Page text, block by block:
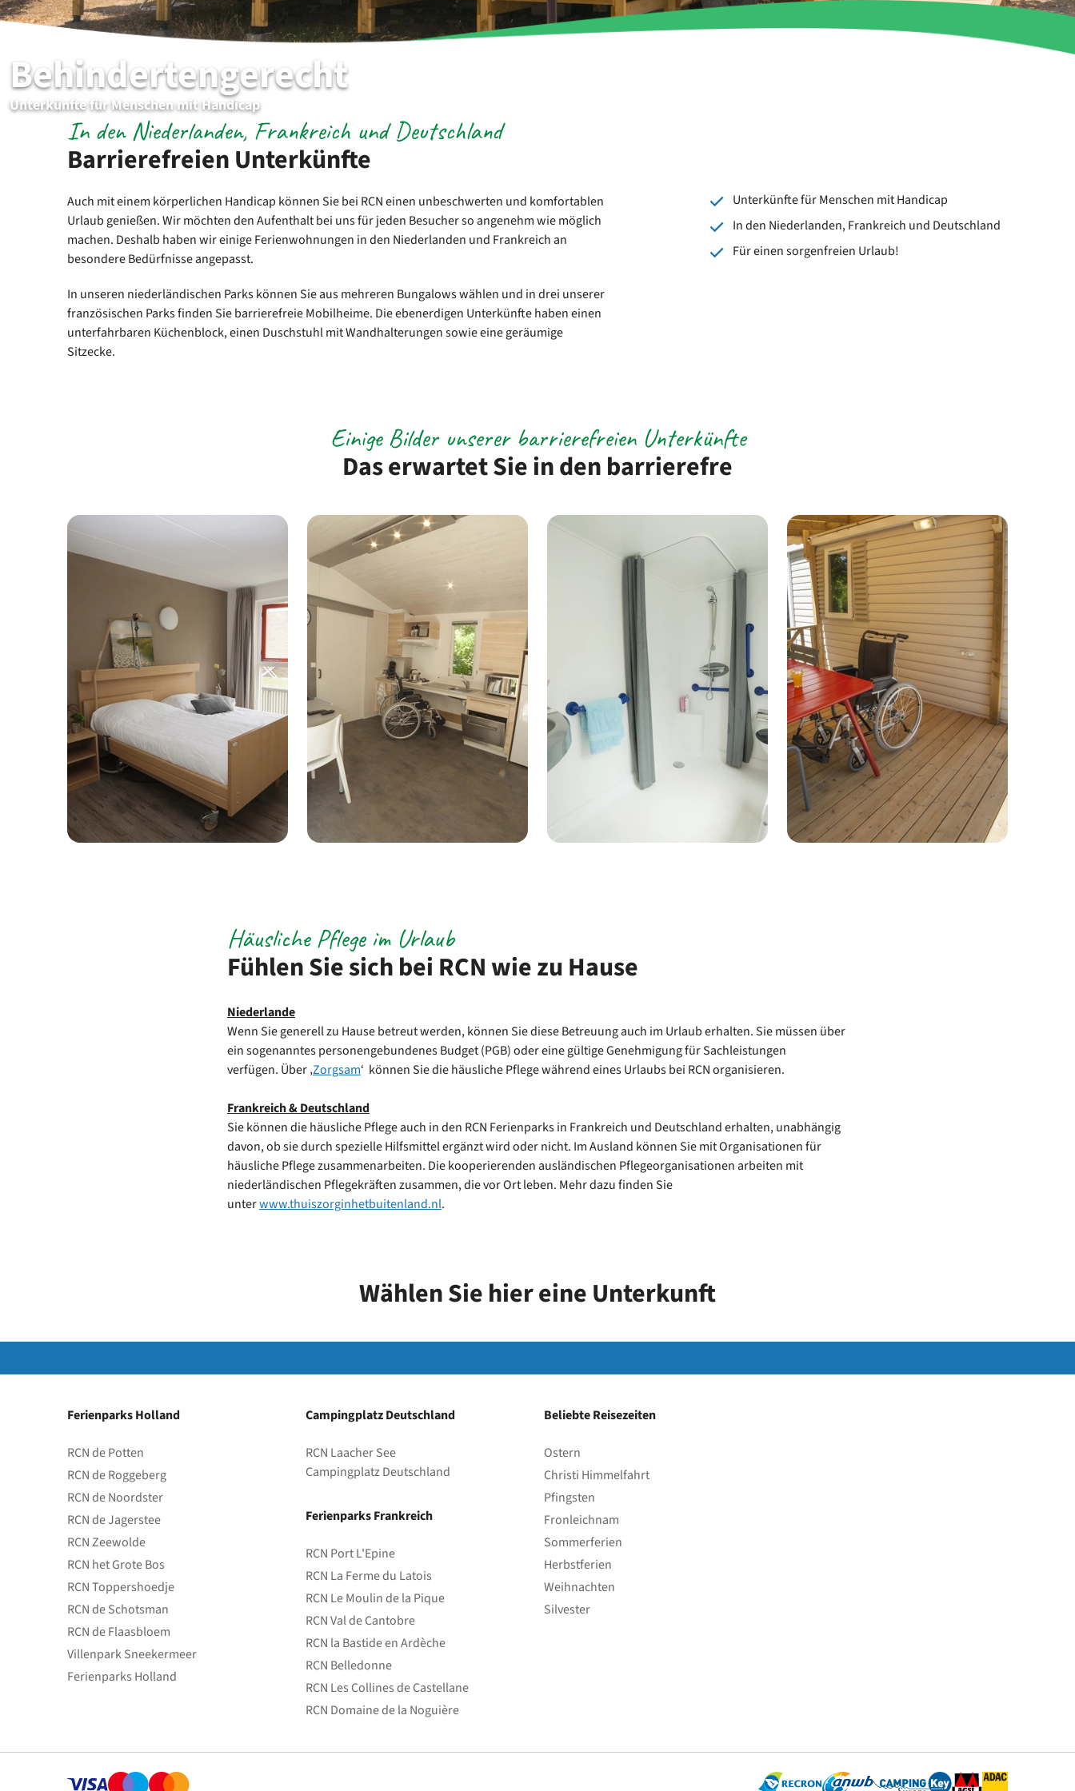
Behindertengerecht
Unterkünfte für Menschen mit Handicap
Barrierefreien Unterkünfte
In den Niederlanden, Frankreich und Deutschland
Auch mit einem körperlichen Handicap können Sie bei RCN einen unbeschwerten und komfortablen
Urlaub genießen. Wir möchten den Aufenthalt bei uns für jeden Besucher so angenehm wie möglich
machen. Deshalb haben wir einige Ferienwohnungen in den Niederlanden und Frankreich an
besondere Bedürfnisse angepasst.
In unseren niederländischen Parks können Sie aus mehreren Bungalows wählen und in drei unserer
französischen Parks finden Sie barrierefreie Mobilheime. Die ebenerdigen Unterkünfte haben einen
unterfahrbaren Küchenblock, einen Duschstuhl mit Wandhalterungen sowie eine geräumige
Sitzecke.
Unterkünfte für Menschen mit Handicap
In den Niederlanden, Frankreich und Deutschland
Für einen sorgenfreien Urlaub!
Das erwartet Sie in den barrierefre
Einige Bilder unserer barrierefreien Unterkünfte
Fühlen Sie sich bei RCN wie zu Hause
Häusliche Pflege im Urlaub
Niederlande
Wenn Sie generell zu Hause betreut werden, können Sie diese Betreuung auch im Urlaub erhalten. Sie müssen über
ein sogenanntes personengebundenes Budget (PGB) oder eine gültige Genehmigung für Sachleistungen
verfügen. Über ‚Zorgsam‘ können Sie die häusliche Pflege während eines Urlaubs bei RCN organisieren.
Frankreich & Deutschland
Sie können die häusliche Pflege auch in den RCN Ferienparks in Frankreich und Deutschland erhalten, unabhängig
davon, ob sie durch spezielle Hilfsmittel ergänzt wird oder nicht. Im Ausland können Sie mit Organisationen für
häusliche Pflege zusammenarbeiten. Die kooperierenden ausländischen Pflegeorganisationen arbeiten mit
niederländischen Pflegekräften zusammen, die vor Ort leben. Mehr dazu finden Sie
unterwww.thuiszorginhetbuitenland.nl.
Wählen Sie hier eine Unterkunft
Ferienparks Holland
RCN de Potten
RCN de Roggeberg
RCN de Noordster
RCN de Jagerstee
RCN Zeewolde
RCN het Grote Bos
RCN Toppershoedje
RCN de Schotsman
RCN de Flaasbloem
Villenpark Sneekermeer
Ferienparks Holland
Campingplatz Deutschland
RCN Laacher See
Campingplatz Deutschland
Ferienparks Frankreich
RCN Port L'Epine
RCN La Ferme du Latois
RCN Le Moulin de la Pique
RCN Val de Cantobre
RCN la Bastide en Ardèche
RCN Belledonne
RCN Les Collines de Castellane
RCN Domaine de la Noguière
Beliebte Reisezeiten
Ostern
Christi Himmelfahrt
Pfingsten
Fronleichnam
Sommerferien
Herbstferien
Weihnachten
Silvester